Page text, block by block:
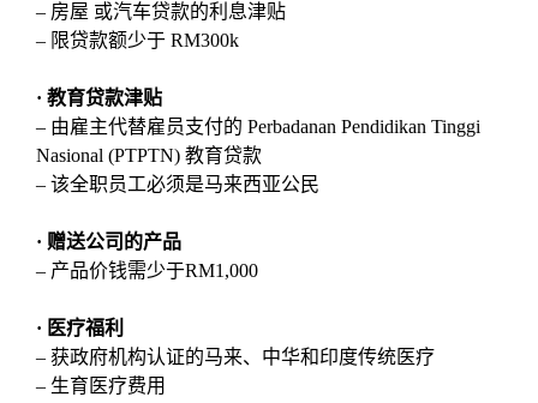
– 房屋 或汽车贷款的利息津贴
– 限贷款额少于 RM300k
· 教育贷款津贴
– 由雇主代替雇员支付的 Perbadanan Pendidikan Tinggi
Nasional (PTPTN) 教育贷款
– 该全职员工必须是马来西亚公民
· 赠送公司的产品
– 产品价钱需少于RM1,000
· 医疗福利
– 获政府机构认证的马来、中华和印度传统医疗
– 生育医疗费用